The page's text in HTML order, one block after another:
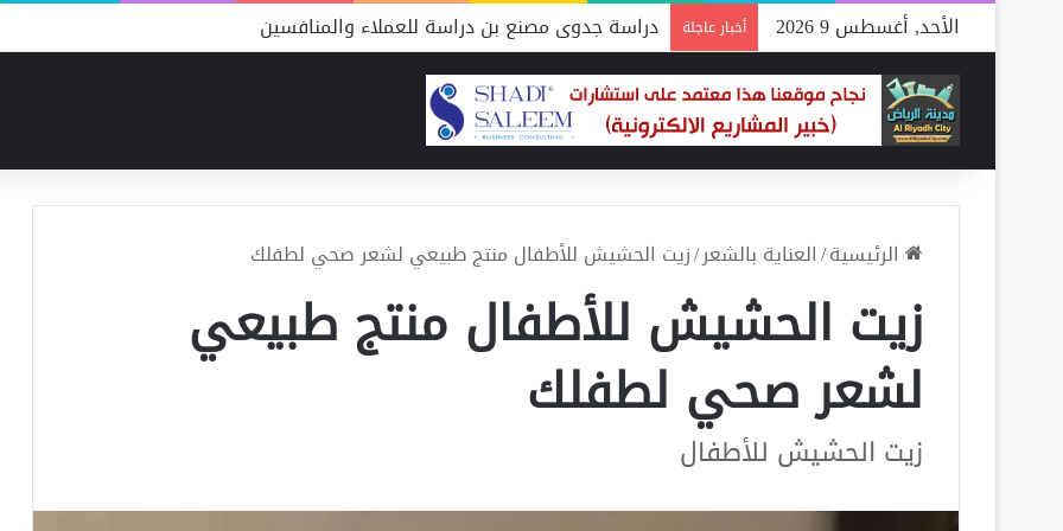
الأحد, أغسطس 9 2026 أخبار عاجلة دراسة جدوى مصنع بن دراسة للعملاء والمنافسين
الرئيسية/العناية بالشعر/زيت الحشيش للأطفال منتج طبيعي لشعر صحي لطفلك
زيت الحشيش للأطفال منتج طبيعي
لشعر صحي لطفلك
زيت الحشيش للأطفال